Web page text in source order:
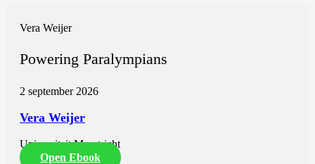
Vera Weijer
Powering Paralympians
2 september 2026
Vera Weijer
Universiteit Maastricht
Open Ebook